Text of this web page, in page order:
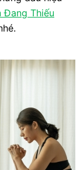
Đang Thiếu